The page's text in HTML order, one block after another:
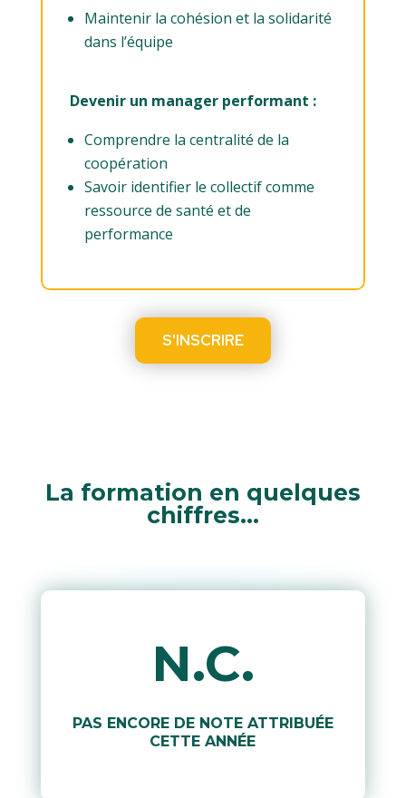
Maintenir la cohésion et la solidarité
dans l’équipe
Devenir un manager performant :
Comprendre la centralité de la
coopération
Savoir identifier le collectif comme
ressource de santé et de
performance
S'INSCRIRE
La formation en quelques
chiffres…
N.C.
PAS ENCORE DE NOTE ATTRIBUÉE
CETTE ANNÉE